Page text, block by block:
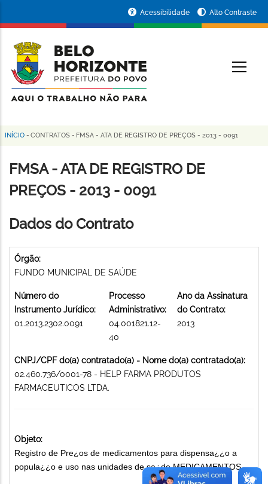
conteúdo
principal
da
Prefeitura
de
Horizonte
Acessibilidade Alto Contraste
Trilha
de
navegação
INÍCIO - CONTRATOS - FMSA - ATA DE REGISTRO DE PREÇOS - 2013 - 0091
FMSA - ATA DE REGISTRO DE
PREÇOS - 2013 - 0091
Dados do Contrato
Órgão:
FUNDO MUNICIPAL DE SAÚDE
Número do
Instrumento Jurídico:
01.2013.2302.0091
Processo
Administrativo:
04.001821.12-
40
Ano da Assinatura
do Contrato:
2013
CNPJ/CPF do(a) contratado(a) - Nome do(a) contratado(a):
02.460.736/0001-78 - HELP FARMA PRODUTOS
FARMACEUTICOS LTDA.
Objeto:
Registro de Pre¿os de medicamentos para dispensa¿¿o a
popula¿¿o e uso nas unidades de sa¿de MEDICAMENTOS